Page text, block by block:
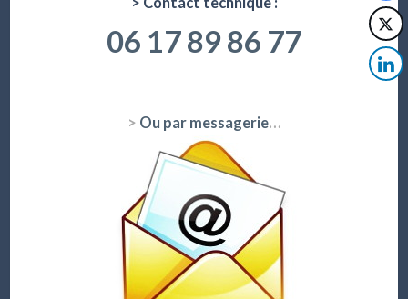
06 17 89 86 77
> Ou par messagerie…